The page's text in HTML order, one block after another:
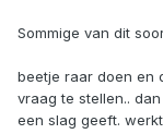
Sommige van dit
beetje raar doen en
vraag te stellen..
een slag geeft. werkt